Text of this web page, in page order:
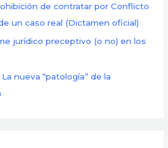
de contratar por Conflicto
un caso real (Dictamen oficial)
jurídico preceptivo (o no) en los
nueva “patología” de la